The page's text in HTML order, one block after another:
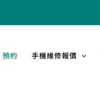
預約 手機維修報價